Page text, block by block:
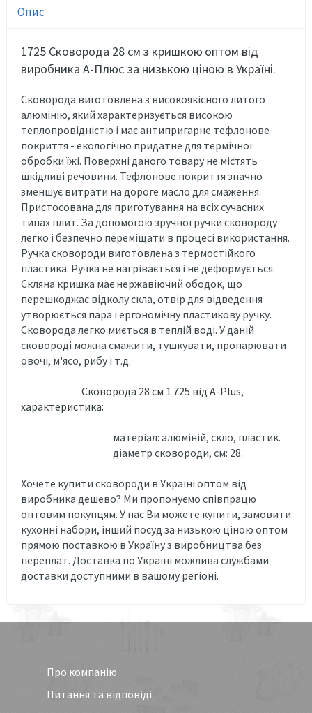
Опис
1725 Сковорода 28 см з кришкою оптом від
виробника А-Плюс за низькою ціною в Україні.
Сковорода виготовлена ​​з високоякісного литого
алюмінію, який характеризується високою
теплопровідністю і має антипригарне тефлонове
покриття - екологічно придатне для термічної
обробки їжі. Поверхні даного товару не містять
шкідливі речовини. Тефлонове покриття значно
зменшує витрати на дороге масло для смаження.
Пристосована для приготування на всіх сучасних
типах плит. За допомогою зручної ручки сковороду
легко і безпечно переміщати в процесі використання.
Ручка сковороди виготовлена ​​з термостійкого
пластика. Ручка не нагрівається і не деформується.
Скляна кришка має нержавіючий ободок, що
перешкоджає відколу скла, отвір для відведення
утворюється пара і ергономічну пластикову ручку.
Сковорода легко миється в теплій воді. У даній
сковороді можна смажити, тушкувати, пропарювати
овочі, м'ясо, рибу і т.д.
Сковорода 28 см 1 725 від A-Plus,
характеристика:
матеріал: алюміній, скло, пластик.
діаметр сковороди, см: 28.
Хочете купити сковороди в Україні оптом від
виробника дешево? Ми пропонуємо співпрацю
оптовим покупцям. У нас Ви можете купити, замовити
кухонні набори, інший посуд за низькою ціною оптом
прямою поставкою в Україну з виробництва без
переплат. Доставка по Україні можлива службами
доставки доступними в вашому регіоні.
Про компанію
Питання та відповіді